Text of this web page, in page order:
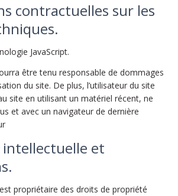
contractuelles sur les
JavaScript.
être tenu responsable de dommages
du site. De plus, l’utilisateur du site
site en utilisant un matériel récent, ne
et avec un navigateur de dernière
et
propriétaire des droits de propriété